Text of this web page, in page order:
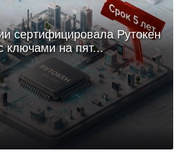
сертифицировала Рутокен
ключами на пят...